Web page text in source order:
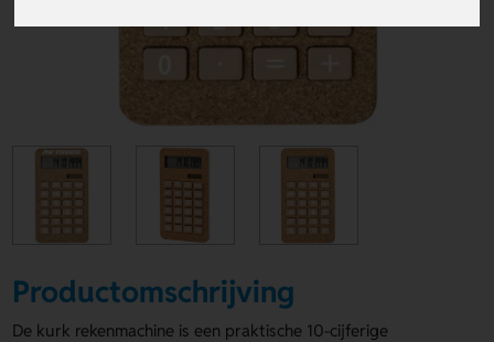
Productomschrijving
De kurk rekenmachine is een praktische 10-cijferige